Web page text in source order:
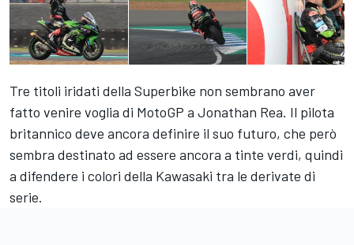
Tre titoli iridati della Superbike non sembrano aver
fatto venire voglia di MotoGP a Jonathan Rea. Il pilota
britannico deve ancora definire il suo futuro, che però
sembra destinato ad essere ancora a tinte verdi, quindi
a difendere i colori della Kawasaki tra le derivate di
serie.